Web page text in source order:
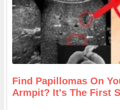
Find Papillomas On
Armpit? It's The First